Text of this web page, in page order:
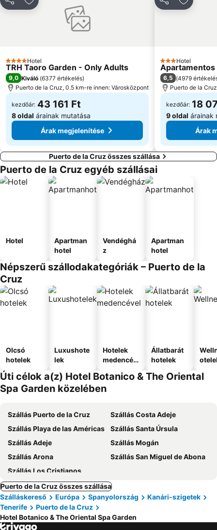
MegosztásHozzáadás a kedvencekhez
4 Kategória
Hotel
TRH Taoro Garden - Only Adults
9,0 Kiváló (6377 értékelés)
Puerto de la Cruz, 0.5 km-re innen: Városközpont
kezdőár: 43 161 Ft
8 oldal árainak mutatása
Árak megjelenítése
Megosztás
3 Kategória
Hotel
Apartamentos
6,5 (4979
Puerto de la
kezdőár: 18
9 oldal árainak
Árak
Puerto de la Cruz összes szállása
Puerto de la Cruz egyéb szállásai
Hotel
Apartman
hotel
Vendéghá
z
Apartman
hotel
Népszerű szállodakategóriák – Puerto de la
Cruz
Olcsó
hotelek
Luxushote
lek
Hotelek
medencév
Állatbarát
hotelek
Úti célok a(z) Hotel Botanico & The Oriental
Spa Garden közelében
Szállás Puerto de la Cruz
Szállás Costa Adeje
Szállás Playa de las Américas
Szállás Santa Úrsula
Szállás Adeje
Szállás Mogán
Szállás Arona
Szállás San Miguel de Abona
Szállás Los Cristianos
Puerto de la Cruz összes szállása
Szálláskereső
Európa Spanyolország
Kanári-szigetek
Tenerife
Puerto de la Cruz
Hotel Botanico & The Oriental Spa Garden